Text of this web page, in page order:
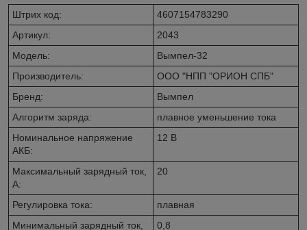
Штрих код:
4607154783290
Артикул:
2043
Модель:
Вымпел-32
Производитель:
ООО "НПП "ОРИОН СПБ"
Бренд:
Вымпел
Алгоритм заряда:
плавное уменьшение тока
Номинальное напряжение
АКБ:
12 В
Максимальный зарядный ток,
А:
20
Регулировка тока:
плавная
Минимальный зарядный ток,
0,8